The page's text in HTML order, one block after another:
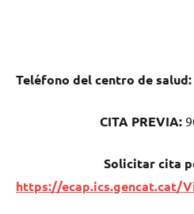
Teléfono del centro dе salud:
CITA PREVIA:
Solicitar cita
https://ecap.ics.gencat.cat/